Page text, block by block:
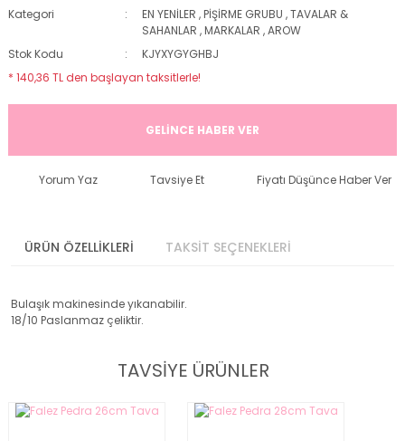
Kategori EN YENİLER ,PİŞİRME GRUBU ,TAVALAR &
SAHANLAR ,MARKALAR ,AROW
Stok Kodu
KJYXYGYGHBJ
* 140,36 TL den başlayan taksitlerle!
GELİNCE HABER VER
Yorum Yaz Tavsiye Et Fiyatı Düşünce Haber Ver
ÜRÜN ÖZELLİKLERİ TAKSİT SEÇENEKLERİ
Bulaşık makinesinde yıkanabilir.
18/10 Paslanmaz çeliktir.
TAVSİYE ÜRÜNLER